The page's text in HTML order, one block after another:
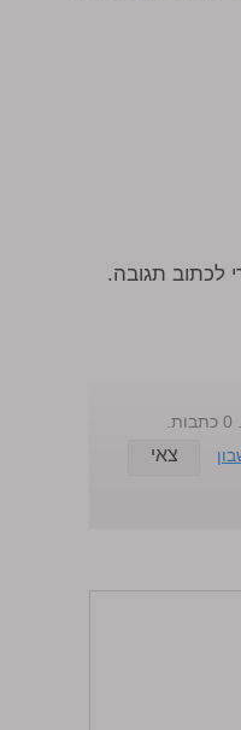
לכתוב תגובה.
צאי